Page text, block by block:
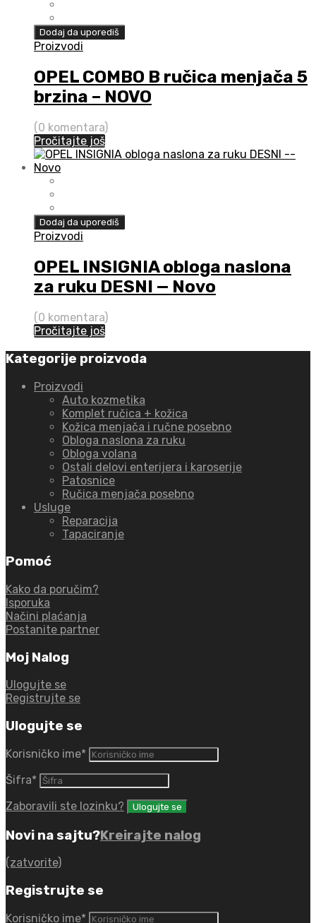
Dodaj da uporediš
Proizvodi
OPEL COMBO B ručica menjača 5
brzina – NOVO
(0 komentara)
Pročitajte još
Dodaj da uporediš
Proizvodi
OPEL INSIGNIA obloga naslona
za ruku DESNI — Novo
(0 komentara)
Pročitajte još
Kategorije proizvoda
Proizvodi
Auto kozmetika
Komplet ručica + kožica
Kožica menjača i ručne posebno
Obloga naslona za ruku
Obloga volana
Ostali delovi enterijera i karoserije
Patosnice
Ručica menjača posebno
Usluge
Reparacija
Tapaciranje
Pomoć
Kako da poručim?
Isporuka
Načini plaćanja
Postanite partner
Moj Nalog
Ulogujte se
Registrujte se
Ulogujte se
Korisničko ime*
Šifra*
Zaboravili ste lozinku?
Novi na sajtu?Kreirajte nalog
(zatvorite)
Registrujte se
Korisničko ime*